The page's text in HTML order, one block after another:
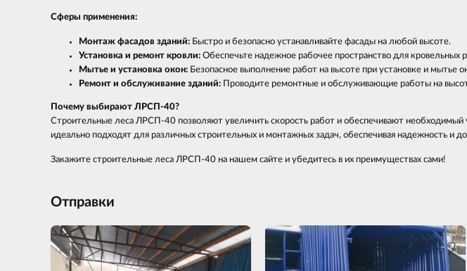
Сферы применения:
Монтаж фасадов зданий: Быстро и безопасно устанавливайте фасады на любой высоте.
Установка и ремонт кровли: Обеспечьте надежное рабочее пространство для кровельных
Мытье и установка окон: Безопасное выполнение работ на высоте при установке и мытье
Ремонт и обслуживание зданий: Проводите ремонтные и обслуживающие работы на
Почему выбирают ЛРСП-40?
Строительные леса ЛРСП-40 позволяют увеличить скорость работ и обеспечивают необходимый
идеально подходят для различных строительных и монтажных задач, обеспечивая надежность и
Закажите строительные леса ЛРСП-40 на нашем сайте и убедитесь в их преимуществах сами!
Отправки